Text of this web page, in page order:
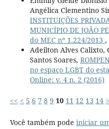
Angélica Clementino
INSTITUIÇÕES
MUNICÍPIO DE JOÃO
do MEC nº 1.224/2013 ,
Adeilton Alves Calixto,
Santos Soares,
no espaço LGBT do
Online: v. 4 n. 2 (2016)
<< < 5 6 7 8 9 10 11 12 13 14 >
Você também pode iniciar